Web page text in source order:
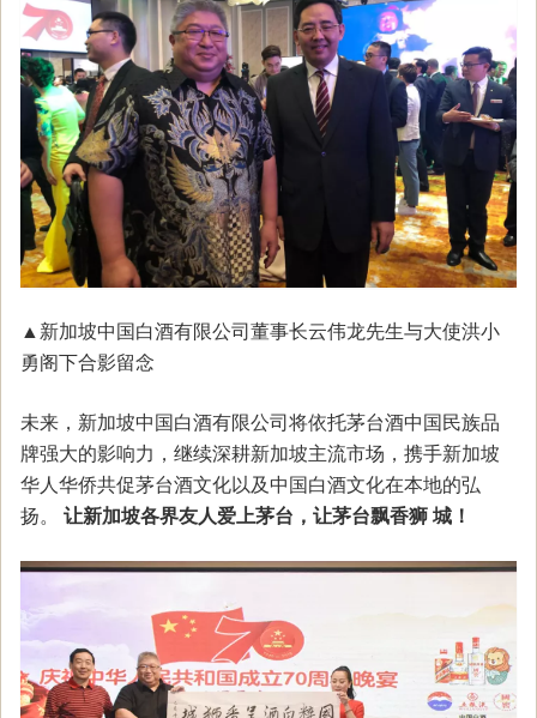
▲新加坡中国白酒有限公司董事长云伟龙先生与大使洪小
勇阁下合影留念
未来，新加坡中国白酒有限公司将依托茅台酒中国民族品
牌强大的影响力，继续深耕新加坡主流市场，携手新加坡
华人华侨共促茅台酒文化以及中国白酒文化在本地的弘
扬。 让新加坡各界友人爱上茅台，让茅台飘香狮 城！